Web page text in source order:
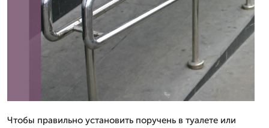
Чтобы правильно установить поручень в туалете или